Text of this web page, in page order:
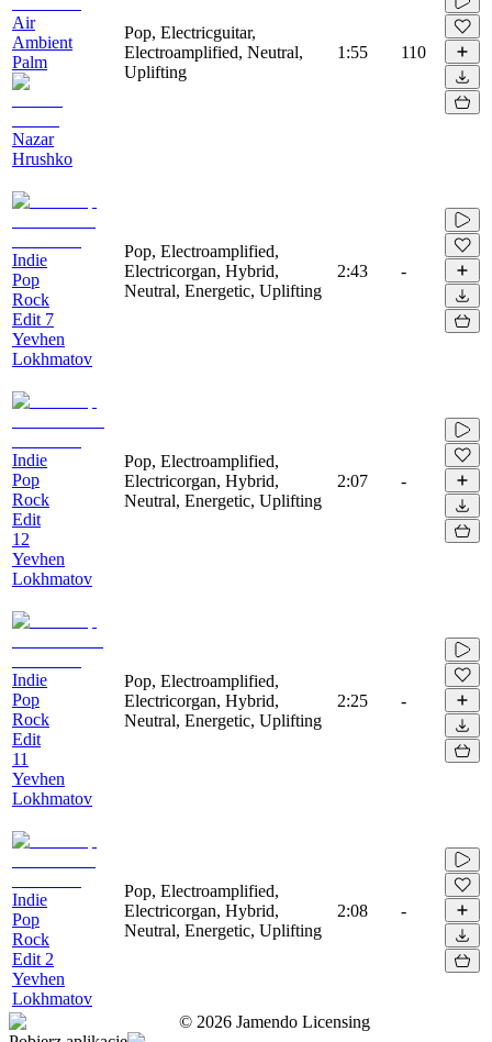
Air
Ambient
Palm
Nazar
Hrushko
Pop, Electricguitar,
Electroamplified, Neutral,
Uplifting
1:55 110
Indie
Pop
Rock
Edit 7
Yevhen
Lokhmatov
Pop, Electroamplified,
Electricorgan, Hybrid,
Neutral, Energetic, Uplifting
2:43 -
Indie
Pop
Rock
Edit
12
Yevhen
Lokhmatov
Pop, Electroamplified,
Electricorgan, Hybrid,
Neutral, Energetic, Uplifting
2:07 -
Indie
Pop
Rock
Edit
11
Yevhen
Lokhmatov
Pop, Electroamplified,
Electricorgan, Hybrid,
Neutral, Energetic, Uplifting
2:25 -
Indie
Pop
Rock
Edit 2
Yevhen
Lokhmatov
Pop, Electroamplified,
Electricorgan, Hybrid,
Neutral, Energetic, Uplifting
2:08 -
© 2026 Jamendo Licensing